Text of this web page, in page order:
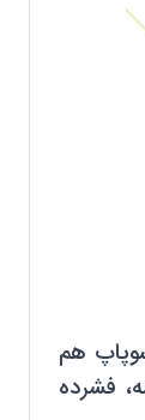
هم
فشرده